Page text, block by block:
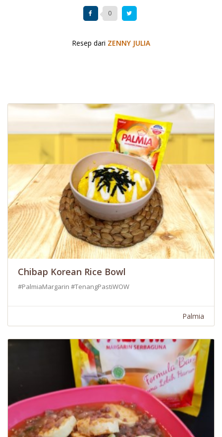
0
Resep dari ZENNY JULIA
Chibap Korean Rice Bowl
#PalmiaMargarin #TenangPastiWOW
Palmia